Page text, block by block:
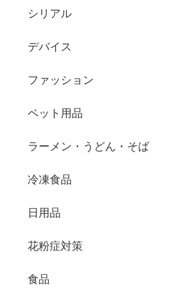
シリアル
デバイス
ファッション
ペット用品
ラーメン・うどん・そば
冷凍食品
日用品
花粉症対策
食品